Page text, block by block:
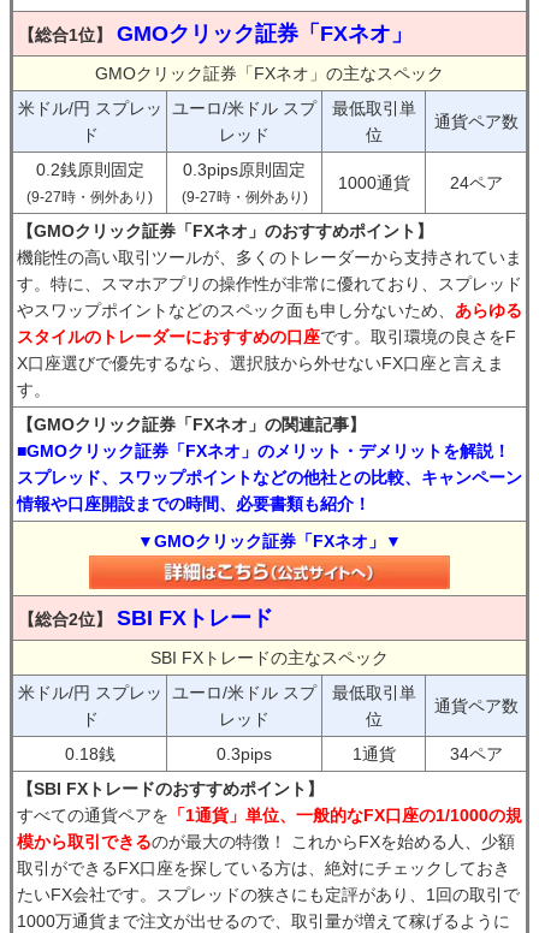
【総合1位】 GMOクリック証券「FXネオ」
GMOクリック証券「FXネオ」の主なスペック
米ドル/円 スプレッ
ド
ユーロ/米ドル スプ
レッド
最低取引単
位
通貨ペア数
0.2銭原則固定
(9-27時・例外あり)
0.3pips原則固定
(9-27時・例外あり)
1000通貨 24ペア
【GMOクリック証券「FXネオ」のおすすめポイント】
機能性の高い取引ツールが、多くのトレーダーから支持されていま
す。特に、スマホアプリの操作性が非常に優れており、スプレッド
やスワップポイントなどのスペック面も申し分ないため、 あらゆる
スタイルのトレーダーにおすすめの口座です。取引環境の良さをF
X口座選びで優先するなら、選択肢から外せないFX口座と言えま
す。
【GMOクリック証券「FXネオ」の関連記事】
■GMOクリック証券「FXネオ」のメリット・デメリットを解説！
スプレッド、スワップポイントなどの他社との比較、キャンペーン
情報や口座開設までの時間、必要書類も紹介！
▼GMOクリック証券「FXネオ」▼
【総合2位】 SBI FXトレード
SBI FXトレードの主なスペック
米ドル/円 スプレッ
ド
ユーロ/米ドル スプ
レッド
最低取引単
位
通貨ペア数
0.18銭 0.3pips 1通貨
34ペア
【SBI FXトレードのおすすめポイント】
すべての通貨ペアを 「1通貨」単位、一般的なFX口座の1/1000の規
模から取引できるのが最大の特徴！ これからFXを始める人、少額
取引ができるFX口座を探している方は、絶対にチェックしておき
たいFX会社です。スプレッドの狭さにも定評があり、1回の取引で
1000万通貨まで注文が出せるので、取引量が増えて稼げるように